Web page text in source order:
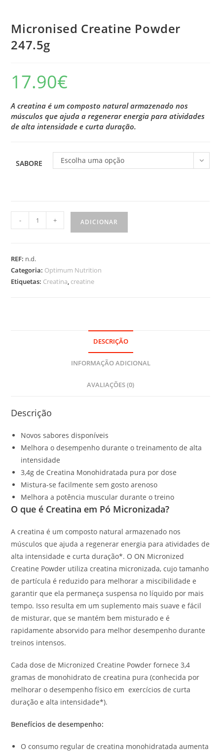
Micronised Creatine Powder
247.5g
17.90€
A creatina é um composto natural armazenado nos
músculos que ajuda a regenerar energia para atividades
de alta intensidade e curta duração.
SABORE Escolha uma opção
Quantidade
de
Creatine
Powder
247.5g
- + ADICIONAR
REF: n.d.
Categoria: Optimum Nutrition
Etiquetas: Creatina, creatine
DESCRIÇÃO
INFORMAÇÃO ADICIONAL
AVALIAÇÕES (0)
Descrição
Novos sabores disponíveis
Melhora o desempenho durante o treinamento de alta
intensidade
3,4g de Creatina Monohidratada pura por dose
Mistura-se facilmente sem gosto arenoso
Melhora a potência muscular durante o treino
O que é Creatina em Pó Micronizada?
A creatina é um composto natural armazenado nos
músculos que ajuda a regenerar energia para atividades de
alta intensidade e curta duração*. O ON Micronized
Creatine Powder utiliza creatina micronizada, cujo tamanho
de partícula é reduzido para melhorar a miscibilidade e
garantir que ela permaneça suspensa no líquido por mais
tempo. Isso resulta em um suplemento mais suave e fácil
de misturar, que se mantém bem misturado e é
rapidamente absorvido para melhor desempenho durante
treinos intensos.
Cada dose de Micronized Creatine Powder fornece 3,4
gramas de monohidrato de creatina pura (conhecida por
melhorar o desempenho físico em exercícios de curta
duração e alta intensidade*).
Benefícios de desempenho:
O consumo regular de creatina monohidratada aumenta